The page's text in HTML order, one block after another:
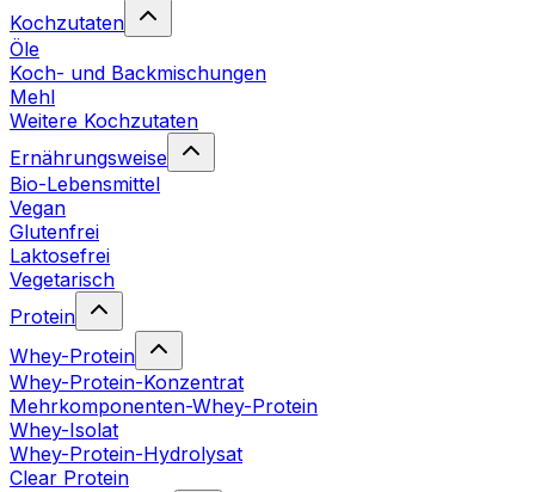
Kochzutaten
Öle
Koch- und Backmischungen
Mehl
Weitere Kochzutaten
Ernährungsweise
Bio-Lebensmittel
Vegan
Glutenfrei
Laktosefrei
Vegetarisch
Protein
Whey-Protein
Whey-Protein-Konzentrat
Mehrkomponenten-Whey-Protein
Whey-Isolat
Whey-Protein-Hydrolysat
Clear Protein